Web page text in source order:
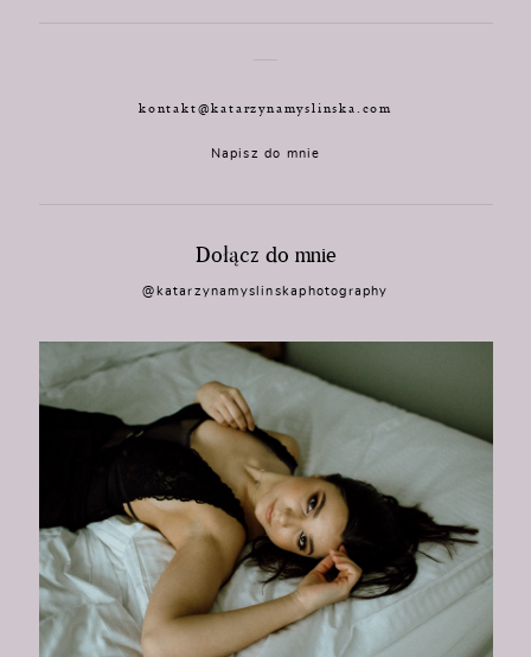
kontakt@katarzynamyslinska.com
Napisz do mnie
Dołącz do mnie
@katarzynamyslinskaphotography